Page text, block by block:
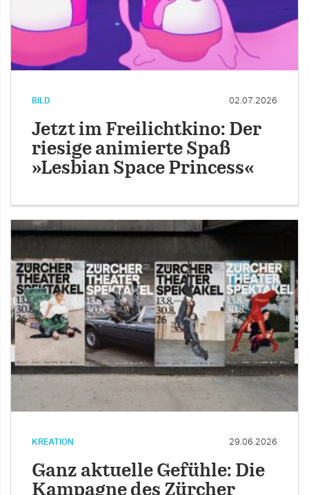
BILD 02.07.2026
Jetzt im Freilichtkino: Der
riesige animierte Spaß
»Lesbian Space Princess«
KREATION 29.06.2026
Ganz aktuelle Gefühle: Die
Kampagne des Zürcher